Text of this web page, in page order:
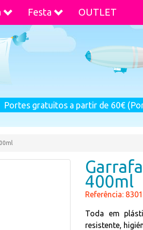
Festa OUTLET
Portes gratuitos a partir de 60€
400ml
Referência:
Toda em
resistente,